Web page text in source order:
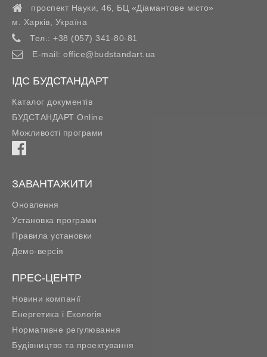
проспект Науки, 46, БЦ «Діамантове місто»
м. Харків
Україна
Тел.: +38 (057) 341-80-81
E-mail: office@budstandart.ua
ІДС БУДСТАНДАРТ
Каталог документів
БУДСТАНДАРТ Online
Можливості програми
ЗАВАНТАЖИТИ
Оновлення
Установка програми
Правила установки
Демо-версія
ПРЕС-ЦЕНТР
Новини компанії
Енергетика і Екологія
Нормативне регулювання
Будівництво та проектування